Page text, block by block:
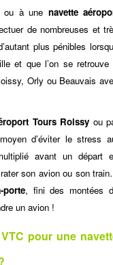
ou à une navette
de nombreuses et
plus pénibles
et que l’on se retrouve
Orly ou Beauvais
Tours Roissy ou
d’éviter le stress
avant un départ
son avion ou son
, fini des montées
un avion !
pour une